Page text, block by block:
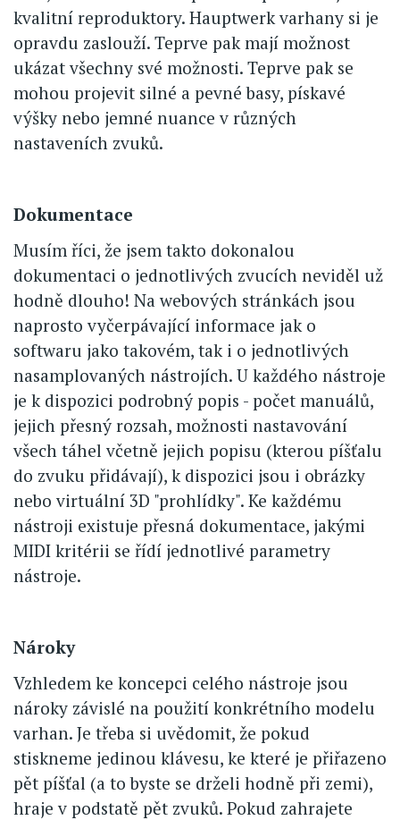
kvalitní reproduktory. Hauptwerk varhany si je
opravdu zaslouží. Teprve pak mají možnost
ukázat všechny své možnosti. Teprve pak se
mohou projevit silné a pevné basy, pískavé
výšky nebo jemné nuance v různých
nastaveních zvuků.
Dokumentace
Musím říci, že jsem takto dokonalou
dokumentaci o jednotlivých zvucích neviděl už
hodně dlouho! Na webových stránkách jsou
naprosto vyčerpávající informace jak o
softwaru jako takovém, tak i o jednotlivých
nasamplovaných nástrojích. U každého nástroje
je k dispozici podrobný popis - počet manuálů,
jejich přesný rozsah, možnosti nastavování
všech táhel včetně jejich popisu (kterou píšťalu
do zvuku přidávají), k dispozici jsou i obrázky
nebo virtuální 3D "prohlídky". Ke každému
nástroji existuje přesná dokumentace, jakými
MIDI kritérii se řídí jednotlivé parametry
nástroje.
Nároky
Vzhledem ke koncepci celého nástroje jsou
nároky závislé na použití konkrétního modelu
varhan. Je třeba si uvědomit, že pokud
stiskneme jedinou klávesu, ke které je přiřazeno
pět píšťal (a to byste se drželi hodně při zemi),
hraje v podstatě pět zvuků. Pokud zahrajete